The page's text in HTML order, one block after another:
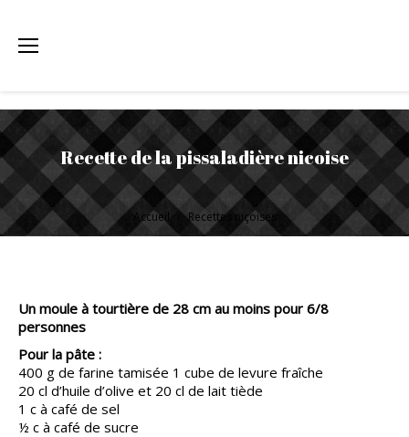
Recette de la pissaladière nicoise
Vous êtes ici : Accueil Recettes niçoises
Un moule à tourtière de 28 cm au moins pour 6/8
personnes
Pour la pâte :
400 g de farine tamisée 1 cube de levure fraîche
20 cl d’huile d’olive et 20 cl de lait tiède
1 c à café de sel
½ c à café de sucre